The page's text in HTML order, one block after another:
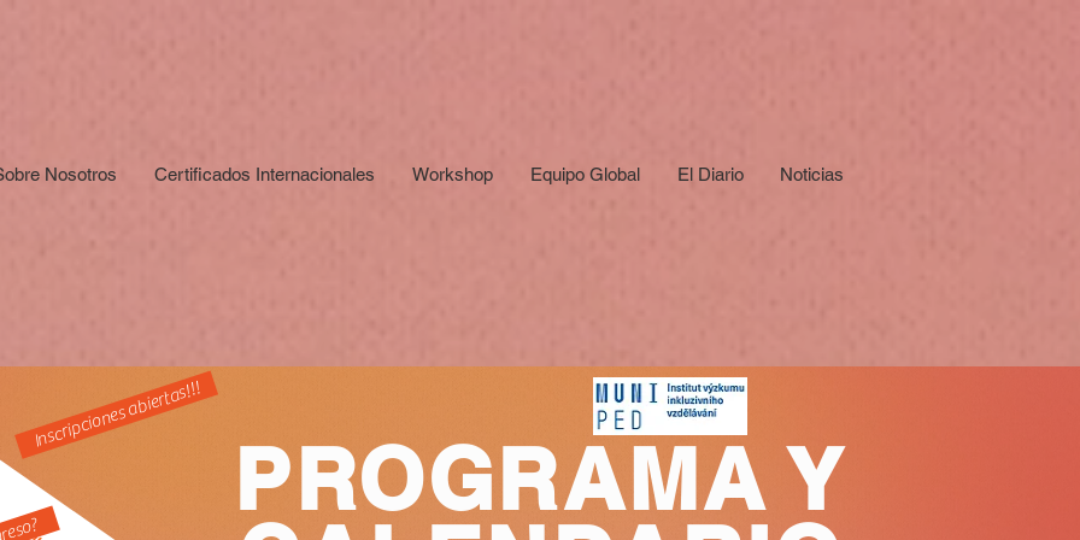
Nosotros Certificados Internacionales Workshop Equipo Global El Diario Noticias
PROGRAMA Y
Inscripciones abiertas!!!